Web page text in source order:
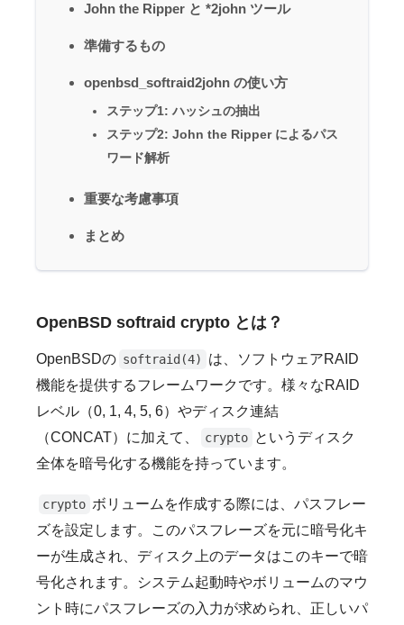
John the Ripper と *2john ツール
準備するもの
openbsd_softraid2john の使い方
ステップ1: ハッシュの抽出
ステップ2: John the Ripper によるパス
ワード解析
重要な考慮事項
まとめ
OpenBSD softraid crypto とは？
OpenBSDの softraid(4)
は、ソフトウェアRAID
機能を提供するフレームワークです。様々なRAID
レベル（0, 1, 4, 5, 6）やディスク連結
（CONCAT）に加えて、
crypto というディスク
全体を暗号化する機能を持っています。
crypto ボリュームを作成する際には、パスフレー
ズを設定します。このパスフレーズを元に暗号化キ
ーが生成され、ディスク上のデータはこのキーで暗
号化されます。システム起動時やボリュームのマウ
ント時にパスフレーズの入力が求められ、正しいパ